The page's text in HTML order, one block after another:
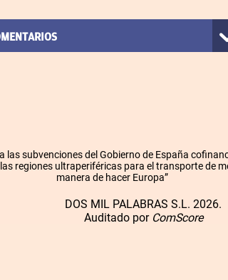
las subvenciones del Gobierno de España
regiones ultraperiféricas para el transporte de
manera de hacer Europa”
DOS MIL PALABRAS S.L. 2026.
Auditado por ComScore